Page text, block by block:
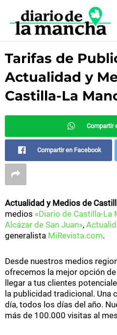
contenido
Tarifas de
Actualidad y
Castilla-La
Compartir
Compartir en Facebook
Actualidad y Medios de
medios «Diario de Castilla-La
Alcázar de San Juan»,
generalista MiRevista.com.
Desde nuestros medios
ofrecemos la mejor opción
llegar a tus clientes
la publicidad tradicional. Una
día, todos los días del año.
más de 100.000 visitas al